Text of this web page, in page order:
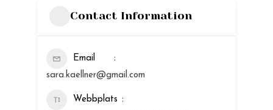
Contact Information
Email
sara.kaellner@gmail.com
Webbplats